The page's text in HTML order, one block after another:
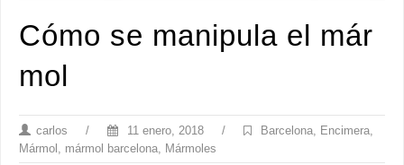
Cómo se manipula el már
mol
carlos / 11 enero, 2018 / Barcelona Encimera
Mármol
mármol barcelona Mármoles